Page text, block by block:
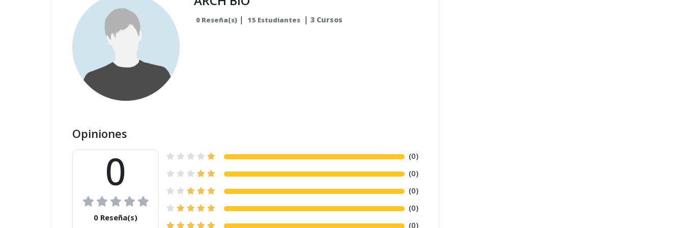
0 Reseña(s)| 15 Estudiantes | 3 Cursos
Opiniones
0
0 Reseña(s)
(0)
(0)
(0)
(0)
(0)